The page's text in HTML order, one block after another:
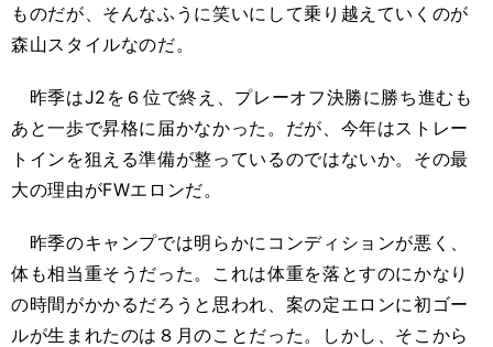
ものだが、そんなふうに笑いにして乗り越えていくのが
森山スタイルなのだ。
昨季はJ2を６位で終え、プレーオフ決勝に勝ち進むも
あと一歩で昇格に届かなかった。だが、今年はストレー
トインを狙える準備が整っているのではないか。その最
大の理由がFWエロンだ。
昨季のキャンプでは明らかにコンディションが悪く、
体も相当重そうだった。これは体重を落とすのにかなり
の時間がかかるだろうと思われ、案の定エロンに初ゴー
ルが生まれたのは８月のことだった。しかし、そこから